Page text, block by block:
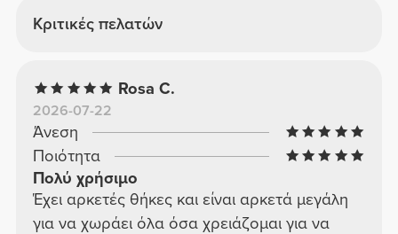
Κριτικές πελατών
Rosa C.
2026-07-22
Άνεση
Ποιότητα
Πολύ χρήσιμο
Έχει αρκετές θήκες και είναι αρκετά μεγάλη
για να χωράει όλα όσα χρειάζομαι για να